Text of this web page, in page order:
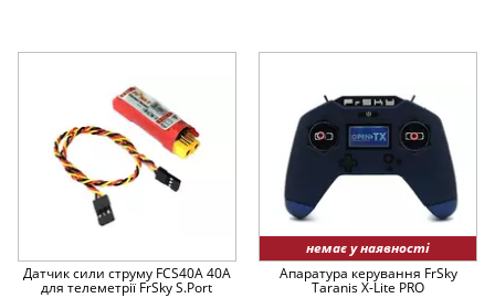
Датчик сили струму FCS40A 40A
для телеметрії FrSky S.Port
немає у наявності
Апаратура керування FrSky
Taranis X-Lite PRO